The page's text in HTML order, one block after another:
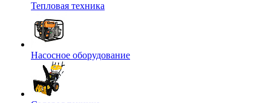
Тепловая техника
Насосное оборудование